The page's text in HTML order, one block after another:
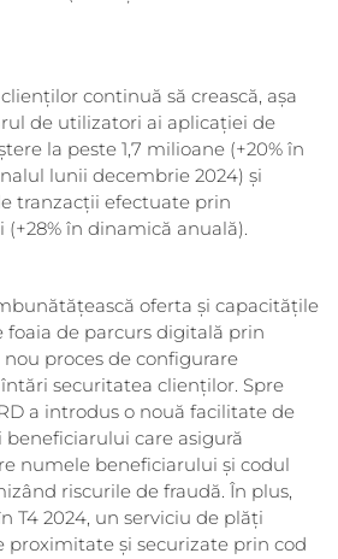
continuă să crească, așa
de utilizatori ai aplicației de
la peste 1,7 milioane (+20% în
lunii decembrie 2024) și
tranzacții efectuate prin
în dinamică anuală).
oferta și capacitățile
foaia de parcurs digitală prin
proces de configurare
securitatea clienților. Spre
a introdus o nouă facilitate de
care asigură
numele beneficiarului și codul
riscurile de fraudă. În plus,
T4 2024, un serviciu de plăți
proximitate și securizate prin cod